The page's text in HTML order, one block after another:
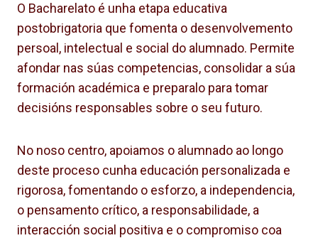
O Bacharelato é unha etapa educativa
postobrigatoria que fomenta o desenvolvemento
persoal, intelectual e social do alumnado. Permite
afondar nas súas competencias, consolidar a súa
formación académica e preparalo para tomar
decisións responsables sobre o seu futuro.
No noso centro, apoiamos o alumnado ao longo
deste proceso cunha educación personalizada e
rigorosa, fomentando o esforzo, a independencia,
o pensamento crítico, a responsabilidade, a
interacción social positiva e o compromiso coa